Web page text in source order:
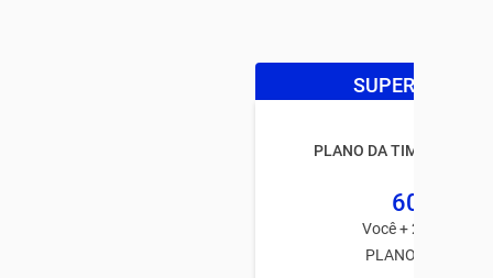
SUPER OFERTA
PLANO DA TIM BLACK
60GB
Você + 2 usuários
PLANO TIM PÓS